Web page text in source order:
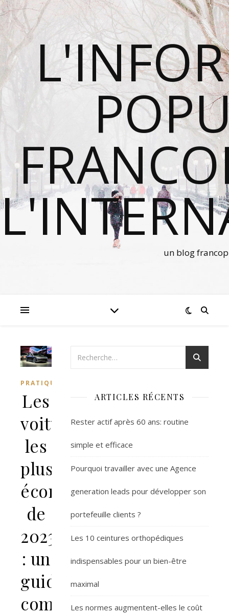
un blog
PRATIQUE
Les
voitures
les
plus
économiques
de
2023
: un
guide
complet
ARTICLES RÉCENTS
Rester actif après 60 ans: routine
simple et efficace
Pourquoi travailler avec une Agence
generation leads pour développer son
portefeuille clients ?
Les 10 ceintures orthopédiques
indispensables pour un bien-être
maximal
Les normes augmentent-elles le coût